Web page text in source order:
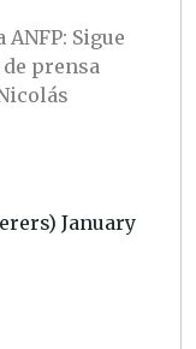
Sigue
prensa
January